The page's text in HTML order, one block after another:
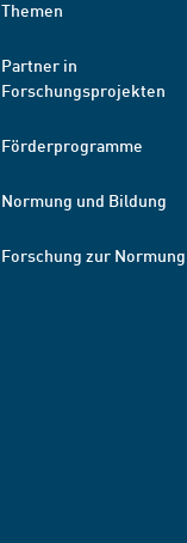
Themen
Partner in
Forschungsprojekten
Förderprogramme
Normung und Bildung
Forschung zur Normung